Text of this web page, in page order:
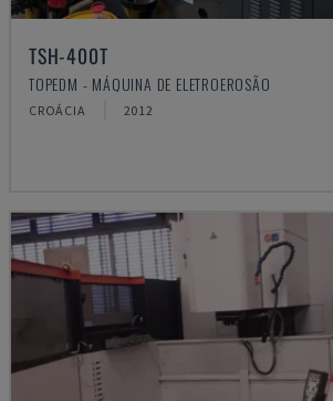
TSH-400T
TOPEDM - MÁQUINA DE ELETROEROSÃO
CROÁCIA 2012